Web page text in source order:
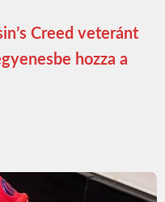
Creed veteránt
hozza a